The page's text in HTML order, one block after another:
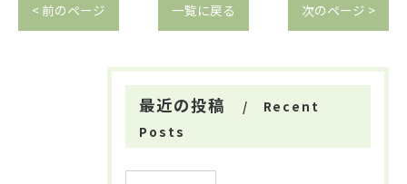
< 前のページ 一覧に戻る 次のページ >
最近の投稿
Recent
Posts